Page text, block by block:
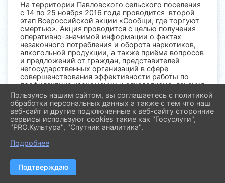
На территории Павловского сельского поселения
с 14 по 25 ноября 2016 года проводится второй
этап Всероссийской акции «Сообщи, где торгуют
смертью». Акция проводится с целью получения
оперативно-значимой информации о фактах
незаконного потребления и оборота наркотиков,
алкогольной продукции, а также приёма вопросов
и предложений от граждан, представителей
негосударственных организаций в сфере
совершенствования эффективности работы по
профилактике наркомании и алкоголизма, лечения
и реабилитации наркозависимых граждан.
В связи с проведением акции на территории
Павловского района отделом по делам молодёжи
совместно с МКУ «Молодёжный центр
«Параллель» организована работа «горячей
линии» для обращений населения.
оборота наркосодержащей и алкогольной
продукции на территории Павловского сельского
Пользуясь нашим сайтом, вы соглашаетесь с политикой
обработки персональных данных а также с тем что наш
веб-сайт и другие подключенные к веб-сайту сторонние
сервисы используют cookies такие как "Госуслуги",
"PRO.Культура", "Спутник аналитика".
Подробнее
Подтверждаю